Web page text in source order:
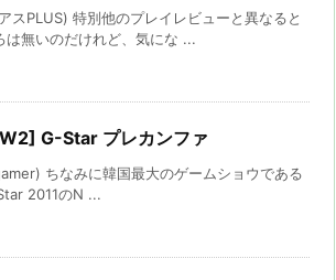
スPLUS) 特別他のプレイレビューと異なると
は無いのだけれど、気にな ...
G-Star プレカンファ
ちなみに韓国最大のゲームショウである
2011のN ...